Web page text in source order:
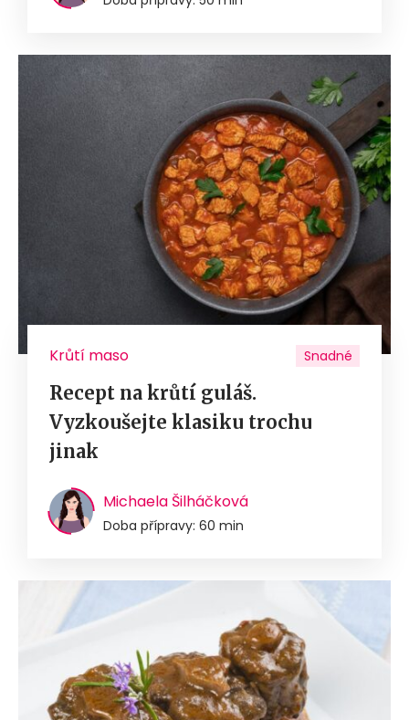
Krůtí maso Snadné
Recept na krůtí guláš.
Vyzkoušejte klasiku trochu
jinak
Michaela Šilháčková
Doba přípravy: 60 min